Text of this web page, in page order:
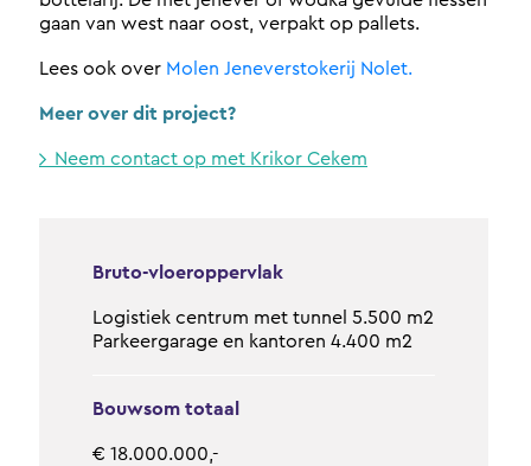
gaan van west naar oost, verpakt op pallets.
Lees ook over Molen Jeneverstokerij Nolet.
Meer over dit project?
Neem contact op met Krikor Cekem
Bruto-vloeroppervlak
Logistiek centrum met tunnel 5.500 m2
Parkeergarage en kantoren 4.400 m2
Bouwsom totaal
€ 18.000.000,-